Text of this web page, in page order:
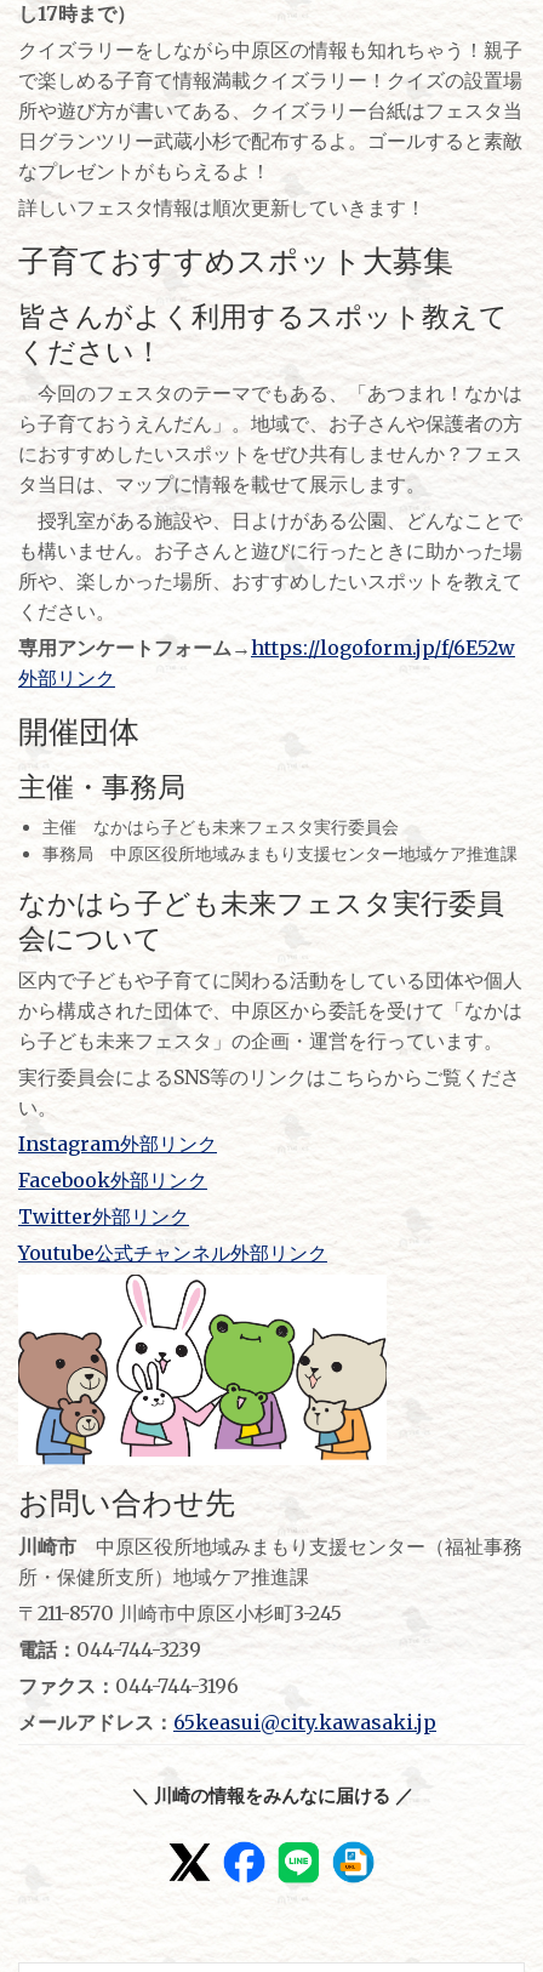
し17時まで）
クイズラリーをしながら中原区の情報も知れちゃう！親子
で楽しめる子育て情報満載クイズラリー！クイズの設置場
所や遊び方が書いてある、クイズラリー台紙はフェスタ当
日グランツリー武蔵小杉で配布するよ。ゴールすると素敵
なプレゼントがもらえるよ！
詳しいフェスタ情報は順次更新していきます！
子育ておすすめスポット大募集
皆さんがよく利用するスポット教えて
ください！
今回のフェスタのテーマでもある、「あつまれ！なかは
ら子育ておうえんだん」。地域で、お子さんや保護者の方
におすすめしたいスポットをぜひ共有しませんか？フェス
タ当日は、マップに情報を載せて展示します。
授乳室がある施設や、日よけがある公園、どんなことで
も構いません。お子さんと遊びに行ったときに助かった場
所や、楽しかった場所、おすすめしたいスポットを教えて
ください。
専用アンケートフォーム→https://logoform.jp/f/6E52w
外部リンク
開催団体
主催・事務局
主催 なかはら子ども未来フェスタ実行委員会
事務局 中原区役所地域みまもり支援センター地域ケア推進課
なかはら子ども未来フェスタ実行委員
会について
区内で子どもや子育てに関わる活動をしている団体や個人
から構成された団体で、中原区から委託を受けて「なかは
ら子ども未来フェスタ」の企画・運営を行っています。
実行委員会によるSNS等のリンクはこちらからご覧くださ
い。
Instagram外部リンク
Facebook外部リンク
Twitter外部リンク
Youtube公式チャンネル外部リンク
お問い合わせ先
川崎市 中原区役所地域みまもり支援センター（福祉事務
所・保健所支所）地域ケア推進課
〒211-8570 川崎市中原区小杉町3-245
電話： 044-744-3239
ファクス： 044-744-3196
メールアドレス： 65keasui@city.kawasaki.jp
＼ 川崎の情報をみんなに届ける ／